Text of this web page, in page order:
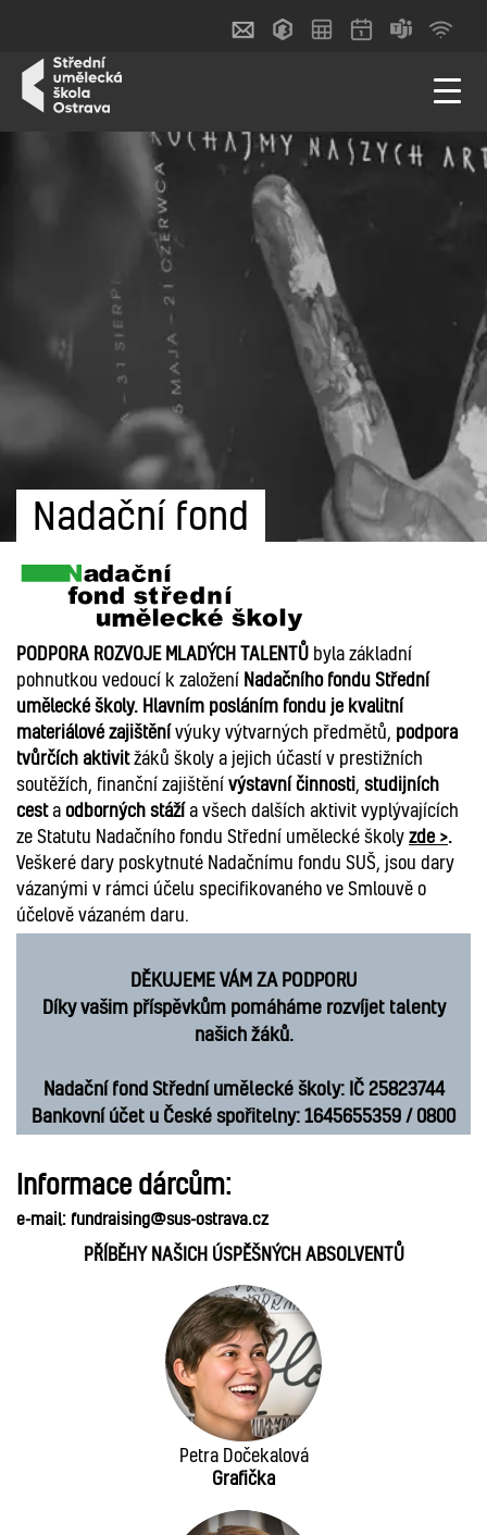
Nadační fond
PODPORA ROZVOJE MLADÝCH TALENTŮ byla základní
pohnutkou vedoucí k založení Nadačního fondu Střední
umělecké školy. Hlavním posláním fondu je kvalitní
materiálové zajištěnívýuky výtvarných předmětů, podpora
tvůrčích aktivitžáků školy a jejich účastí v prestižních
soutěžích, finanční zajištěnívýstavní činnosti, studijních
cestaodborných stážía všech dalších aktivit vyplývajících
ze Statutu Nadačního fondu Střední umělecké školyzde >.
Veškeré dary poskytnuté Nadačnímu fondu SUŠ, jsou dary
vázanými v rámci účelu specifikovaného ve Smlouvě o
účelově vázaném daru.
DĚKUJEME VÁM ZA PODPORU
Díky vašim příspěvkům pomáháme rozvíjet talenty
našich žáků.
Nadační fond Střední umělecké školy: IČ 25823744
Bankovní účet u České spořitelny: 1645655359 / 0800
Informace dárcům:
e-mail: fundraising@sus-ostrava.cz
PŘÍBĚHY NAŠICH ÚSPĚŠNÝCH ABSOLVENTŮ
Petra Dočekalová
Grafička